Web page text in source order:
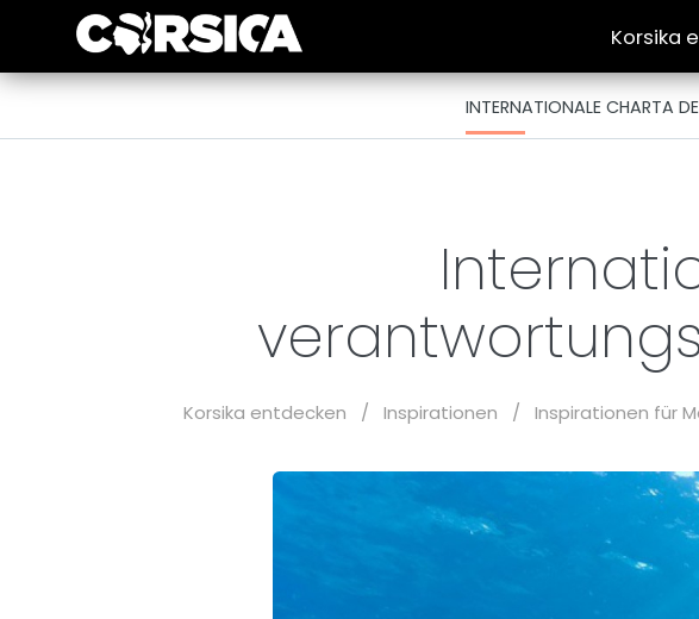
Korsika
INTERNATIONALE CHARTA
Korsika entdecken / Inspirationen / Inspirationen für